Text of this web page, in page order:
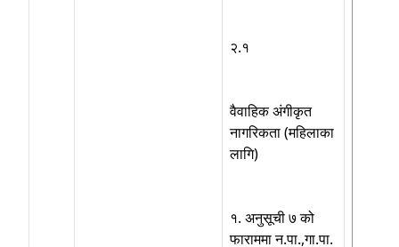
२.१
वैवाहिक अंगीकृत
नागरिकता (महिलाका
लागि)
१. अनुसूची ७ को
फाराममा न.पा.,गा.पा.